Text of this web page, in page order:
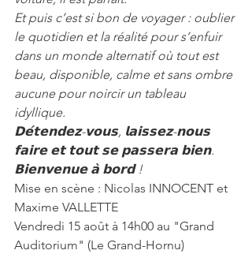
Et puis c’est si bon de voyager : oublier
le quotidien et la réalité pour s’enfuir
dans un monde alternatif où tout est
beau, disponible, calme et sans ombre
aucune pour noircir un tableau
idyllique.
𝗗𝗲́𝘁𝗲𝗻𝗱𝗲𝘇-𝘃𝗼𝘂𝘀, 𝗹𝗮𝗶𝘀𝘀𝗲𝘇-𝗻𝗼𝘂𝘀
𝗳𝗮𝗶𝗿𝗲 𝗲𝘁 𝘁𝗼𝘂𝘁 𝘀𝗲 𝗽𝗮𝘀𝘀𝗲𝗿𝗮 𝗯𝗶𝗲𝗻.
𝗕𝗶𝗲𝗻𝘃𝗲𝗻𝘂𝗲 𝗮̀ 𝗯𝗼𝗿𝗱 !
Mise en scène : Nicolas INNOCENT et
Maxime VALLETTE
Vendredi 15 août à 14h00 au "Grand
Auditorium" (Le Grand-Hornu)